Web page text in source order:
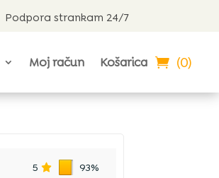
Podpora strankam 24/7
Moj račun Košarica (0)
5 93%